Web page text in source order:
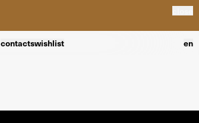
contactswishlist en